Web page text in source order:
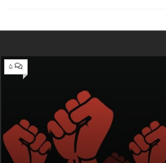
۵